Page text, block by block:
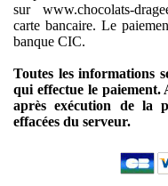
sur www.chocolats-
carte bancaire. Le
banque CIC.
Toutes les informations
qui effectue le paiement.
après exécution de la
effacées du serveur.